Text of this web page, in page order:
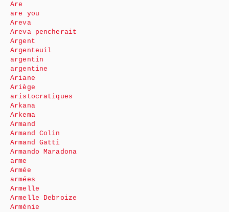
Are
are you
Areva
Areva pencherait
Argent
Argenteuil
argentin
argentine
Ariane
Ariège
aristocratiques
Arkana
Arkema
Armand
Armand Colin
Armand Gatti
Armando Maradona
arme
Armée
armées
Armelle
Armelle Debroize
Arménie